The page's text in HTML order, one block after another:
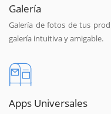
Galería
Galería de fotos de tus
galería intuitiva y amigable.
Apps Universales